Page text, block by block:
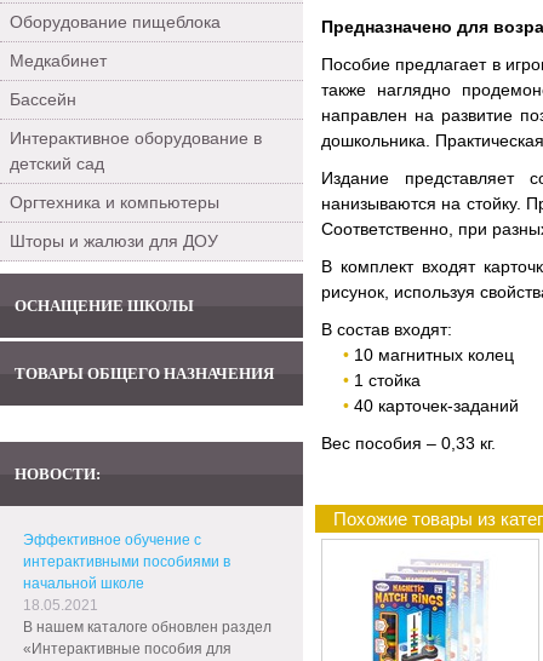
Оборудование пищеблока
Медкабинет
Бассейн
Интерактивное оборудование в
детский сад
Оргтехника и компьютеры
Шторы и жалюзи для ДОУ
ОСНАЩЕНИЕ ШКОЛЫ
ТОВАРЫ ОБЩЕГО НАЗНАЧЕНИЯ
НОВОСТИ:
Эффективное обучение с
интерактивными пособиями в
начальной школе
18.05.2021
В нашем каталоге обновлен раздел
«Интерактивные пособия для
Предназначено для
Пособие предлагает в
также наглядно
направлен на развитие
дошкольника.
Издание представляет
нанизываются на стойку.
Соответственно, при
В комплект входят
рисунок, используя
В состав входят:
10 магнитных колец
1 стойка
40 карточек-заданий
Вес пособия – 0,33 кг.
Похожие товары из